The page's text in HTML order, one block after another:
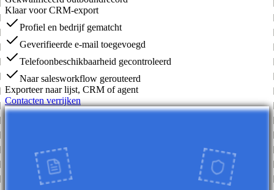
Klaar voor CRM-export
Profiel en bedrijf gematcht
Geverifieerde e-mail toegevoegd
Telefoonbeschikbaarheid gecontroleerd
Naar salesworkflow gerouteerd
Exporteer naar lijst, CRM of agent
Contacten verrijken